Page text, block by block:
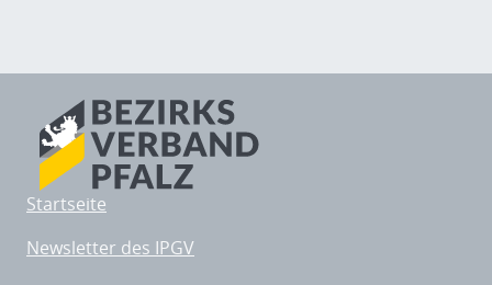
Startseite
Newsletter des IPGV